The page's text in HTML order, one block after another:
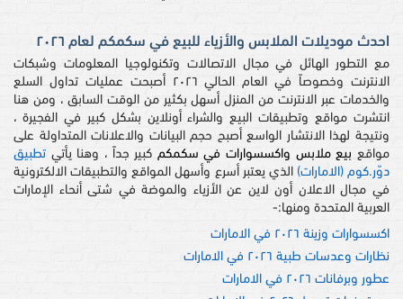
احدث موديلات الملابس والأزياء للبيع في سكمكم لعام ٢٠٢٦
مع التطور الهائل في مجال الاتصالات وتكنولوجيا المعلومات وشبكات
الانترنت وخصوصاً في العام الحالي ٢٠٢٦ أصبحت عمليات تداول السلع
والخدمات عبر الانترنت من المنزل أسهل بكثير من الوقت السابق ، ومن هنا
انتشرت مواقع وتطبيقات البيع والشراء أونلاين بشكل كبير في الفجيرة ،
ونتيجة لهذا الانتشار الواسع أصبح حجم البيانات والاعلانات المتداولة على
مواقع بيع ملابس واكسسوارات في سكمكم كبير جداً ، وهنا يأتي تطبيق
دوّر.كوم (الامارات) الذي يعتبر أسرع وأسهل المواقع والتطبيقات الالكترونية
في مجال الاعلان أون لاين عن الأزياء والموضة في شتى أنحاء الإمارات
العربية المتحدة ومنها:-
اكسسوارات وزينة ٢٠٢٦ في الامارات
نظارات وعدسات طبية ٢٠٢٦ في الامارات
عطور وبرفانات ٢٠٢٦ في الامارات